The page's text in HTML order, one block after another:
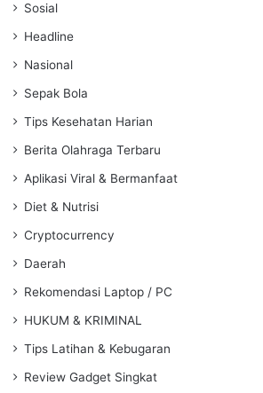
Sosial
Headline
Nasional
Sepak Bola
Tips Kesehatan Harian
Berita Olahraga Terbaru
Aplikasi Viral & Bermanfaat
Diet & Nutrisi
Cryptocurrency
Daerah
Rekomendasi Laptop / PC
HUKUM & KRIMINAL
Tips Latihan & Kebugaran
Review Gadget Singkat